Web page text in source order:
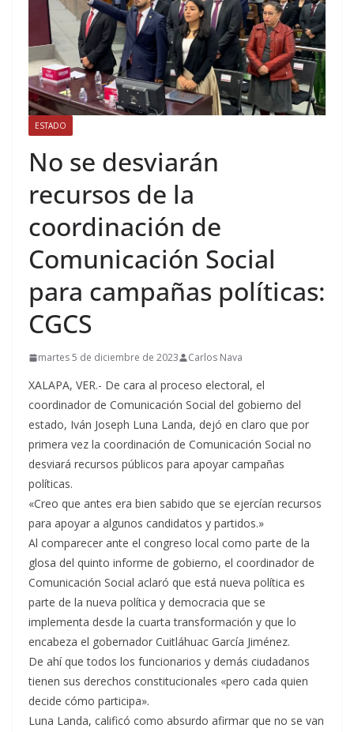
ESTADO
No se desviarán
recursos de la
coordinación de
Comunicación Social
para campañas políticas:
CGCS
martes 5 de diciembre de 2023 Carlos Nava
XALAPA, VER.- De cara al proceso electoral, el
coordinador de Comunicación Social del gobierno del
estado, Iván Joseph Luna Landa, dejó en claro que por
primera vez la coordinación de Comunicación Social no
desviará recursos públicos para apoyar campañas
políticas.
«Creo que antes era bien sabido que se ejercían recursos
para apoyar a algunos candidatos y partidos.»
Al comparecer ante el congreso local como parte de la
glosa del quinto informe de gobierno, el coordinador de
Comunicación Social aclaró que está nueva política es
parte de la nueva política y democracia que se
implementa desde la cuarta transformación y que lo
encabeza el gobernador Cuitláhuac García Jiménez.
De ahí que todos los funcionarios y demás ciudadanos
tienen sus derechos constitucionales «pero cada quien
decide cómo participa».
Luna Landa, calificó como absurdo afirmar que no se van